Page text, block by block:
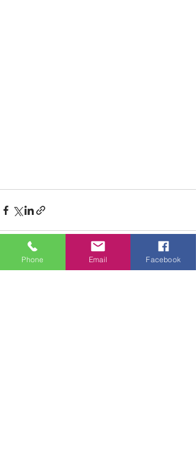
Phone Email Facebook